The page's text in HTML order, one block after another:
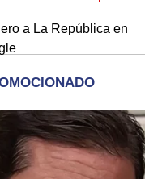
a La República en